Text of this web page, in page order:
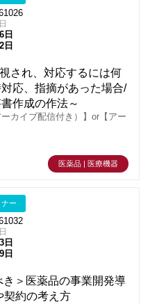
日
日
され、対応するには何
応、指摘があった場合/
作成の作法～
カイブ配信付き）】or【アー
医薬品 | 医療機器
ー
日
日
＞医薬品の事業開発導
契約の考え方